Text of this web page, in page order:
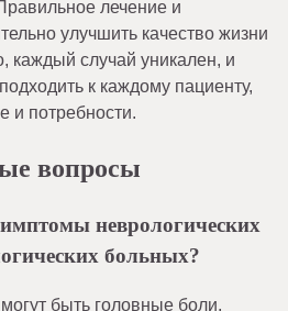
лечение и
улучшить качество жизни
каждый случай уникален, и
к каждому пациенту,
и потребности.
вопросы
неврологических
больных?
быть головные боли,